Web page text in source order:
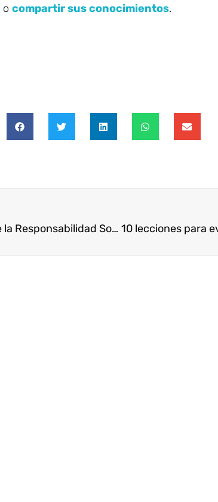
o compartir sus conocimientos.
La 1ª Semana de la Responsabilidad Social llega a Madrid